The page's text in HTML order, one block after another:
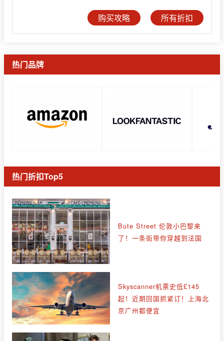
购买攻略 所有折扣
热门品牌
热门折扣Top5
Bute Street 伦敦小巴黎来
了！一条街带你穿越到法国
Skyscanner机票史低£145
起！近期回国抓紧订！上海北
京广州都便宜